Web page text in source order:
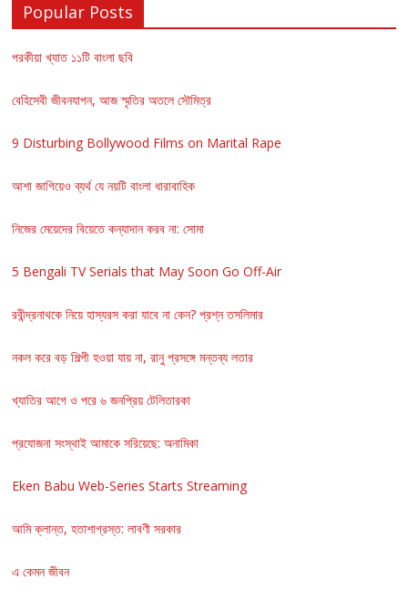
Popular Posts
পরকীয়া খ্যাত ১১টি বাংলা ছবি
বেহিসেবী জীবনযাপন, আজ স্মৃতির অতলে সৌমিত্র
9 Disturbing Bollywood Films on Marital Rape
আশা জাগিয়েও ব্যর্থ যে নয়টি বাংলা ধারাবাহিক
নিজের মেয়েদের বিয়েতে কন্যাদান করব না: সোমা
5 Bengali TV Serials that May Soon Go Off-Air
রবীন্দ্রনাথকে নিয়ে হাস্যরস করা যাবে না কেন? প্রশ্ন তসলিমার
নকল করে বড় শিল্পী হওয়া যায় না, রানু প্রসঙ্গে মন্তব্য লতার
খ্যাতির আগে ও পরে ৬ জনপ্রিয় টেলিতারকা
প্রযোজনা সংস্থাই আমাকে সরিয়েছে: অনামিকা
Eken Babu Web-Series Starts Streaming
আমি ক্লান্ত, হতাশাগ্রস্ত: লাবণী সরকার
এ কেমন জীবন